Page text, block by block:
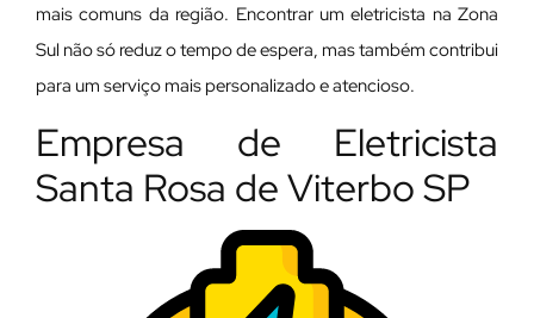
mais comuns da região. Encontrar um eletricista na Zona
Sul não só reduz o tempo de espera, mas também contribui
para um serviço mais personalizado e atencioso.
Empresa de Eletricista
Santa Rosa de Viterbo SP